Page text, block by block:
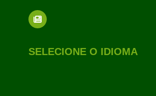
SELECIONE O IDIOMA